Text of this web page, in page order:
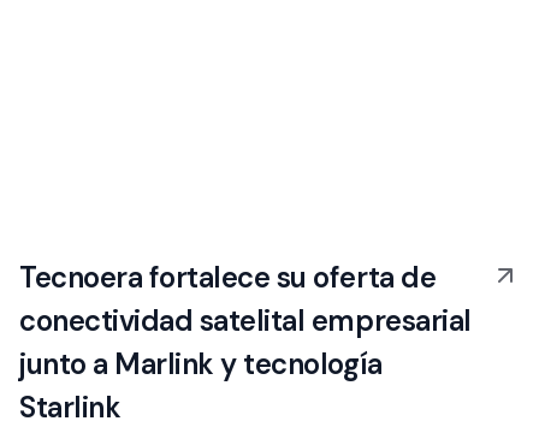
Tecnoera fortalece su oferta de
conectividad satelital empresarial
junto a Marlink y tecnología
Starlink